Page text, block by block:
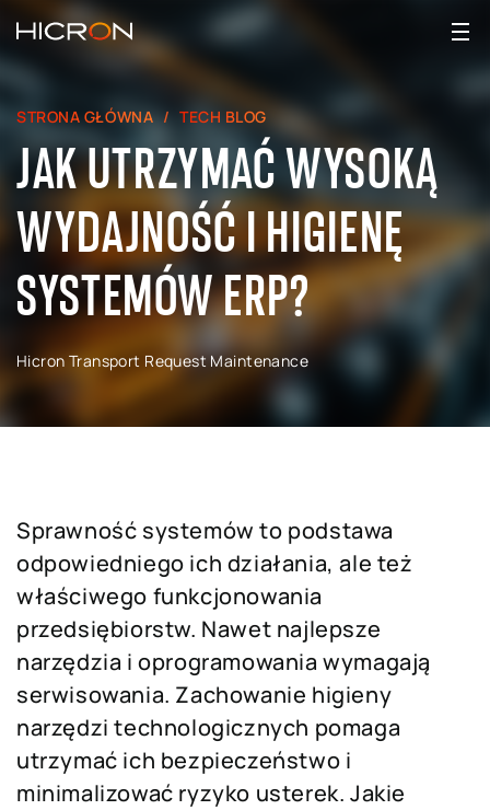
STRONA GŁÓWNA TECH BLOG
JAK UTRZYMAĆ WYSOKĄ
WYDAJNOŚĆ I HIGIENĘ
SYSTEMÓW ERP?
Hicron Transport Request Maintenance
Sprawność systemów to podstawa
odpowiedniego ich działania, ale też
właściwego funkcjonowania
przedsiębiorstw. Nawet najlepsze
narzędzia i oprogramowania wymagają
serwisowania. Zachowanie higieny
narzędzi technologicznych pomaga
utrzymać ich bezpieczeństwo i
minimalizować ryzyko usterek. Jakie